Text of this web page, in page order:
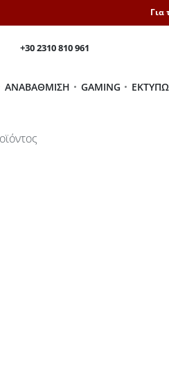
Για
+30 2310 810 961
ΑΝΑΒΆΘΜΙΣΗ GAMING